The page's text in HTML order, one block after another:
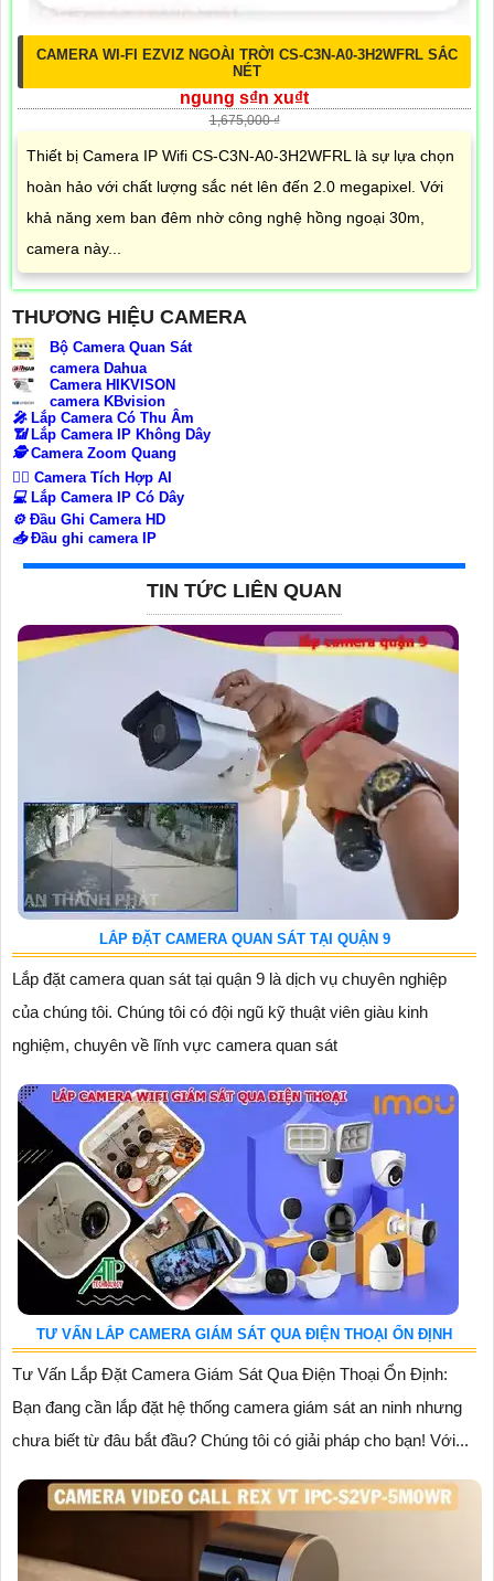
CAMERA WI-FI EZVIZ NGOÀI TRỜI CS-C3N-A0-3H2WFRL SẮC
NÉT
ngung s₫n xu₫t
1,675,000 ₫
Thiết bị Camera IP Wifi CS-C3N-A0-3H2WFRL là sự lựa chọn
hoàn hảo với chất lượng sắc nét lên đến 2.0 megapixel. Với
khả năng xem ban đêm nhờ công nghệ hồng ngoại 30m,
camera này...
THƯƠNG HIỆU CAMERA
Bộ Camera Quan Sát
camera Dahua
Camera HIKVISON
camera KBvision
️🎤️ Lắp Camera Có Thu Âm
📶 Lắp Camera IP Không Dây
🕵️Camera Zoom Quang
🧛‍♀️ Camera Tích Hợp AI
💻Lắp Camera IP Có Dây
⚙️Đầu Ghi Camera HD
📥Đầu ghi camera IP
TIN TỨC LIÊN QUAN
LẮP ĐẶT CAMERA QUAN SÁT TẠI QUẬN 9
Lắp đặt camera quan sát tại quận 9 là dịch vụ chuyên nghiệp
của chúng tôi. Chúng tôi có đội ngũ kỹ thuật viên giàu kinh
nghiệm, chuyên về lĩnh vực camera quan sát
TƯ VẤN LẮP CAMERA GIÁM SÁT QUA ĐIỆN THOẠI ỔN ĐỊNH
Tư Vấn Lắp Đặt Camera Giám Sát Qua Điện Thoại Ổn Định:
Bạn đang cần lắp đặt hệ thống camera giám sát an ninh nhưng
chưa biết từ đâu bắt đầu? Chúng tôi có giải pháp cho bạn! Với...